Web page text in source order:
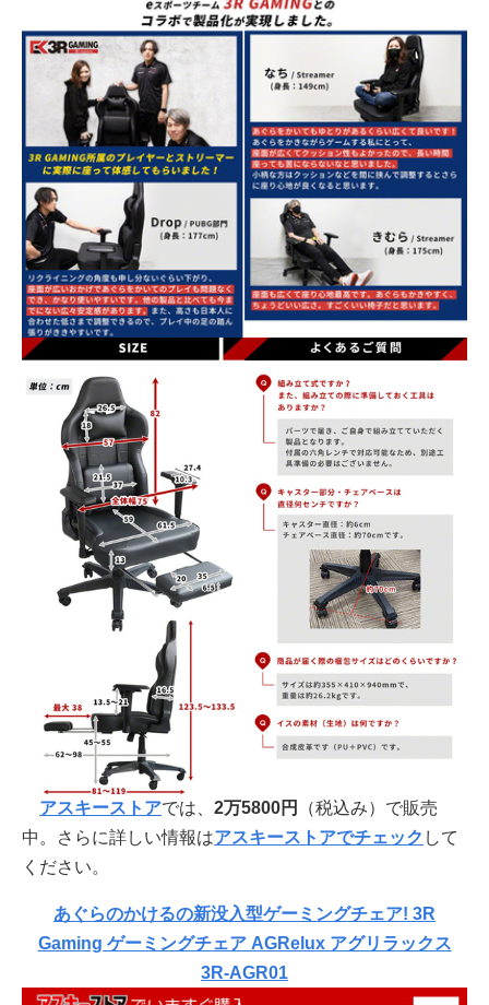
アスキーストアでは、 2万5800円
（税込み）で販売
中。さらに詳しい情報はアスキーストアでチェック して
ください。
あぐらのかけるの新没入型ゲーミングチェア! 3R
Gaming ゲーミングチェア AGRelux アグリラックス
3R-AGR01